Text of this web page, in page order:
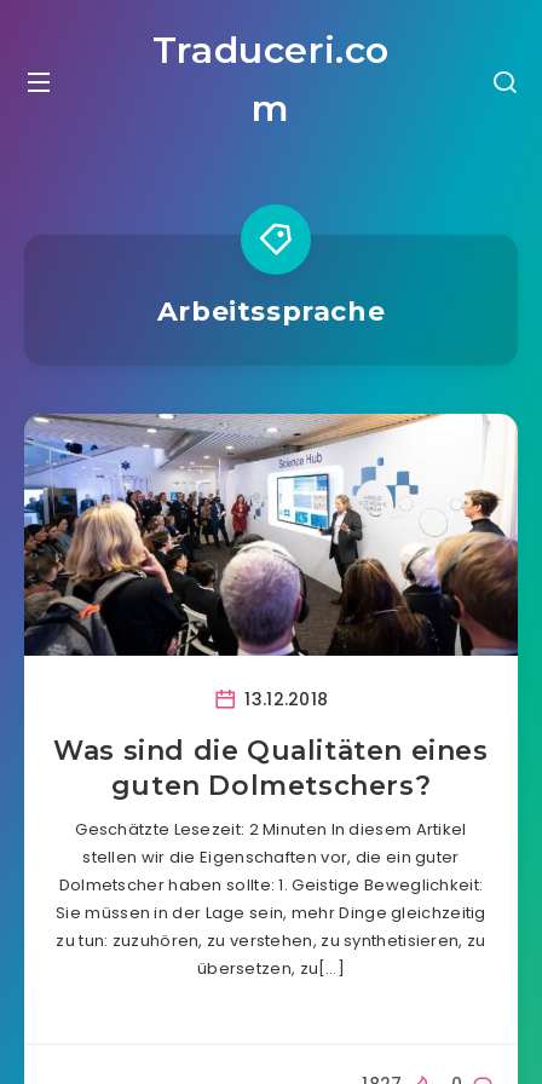
Traduceri.co
m
Arbeitssprache
13.12.2018
Was sind die Qualitäten eines
guten Dolmetschers?
Geschätzte Lesezeit: 2 Minuten In diesem Artikel
stellen wir die Eigenschaften vor, die ein guter
Dolmetscher haben sollte: 1. Geistige Beweglichkeit:
Sie müssen in der Lage sein, mehr Dinge gleichzeitig
zu tun: zuzuhören, zu verstehen, zu synthetisieren, zu
übersetzen, zu[…]